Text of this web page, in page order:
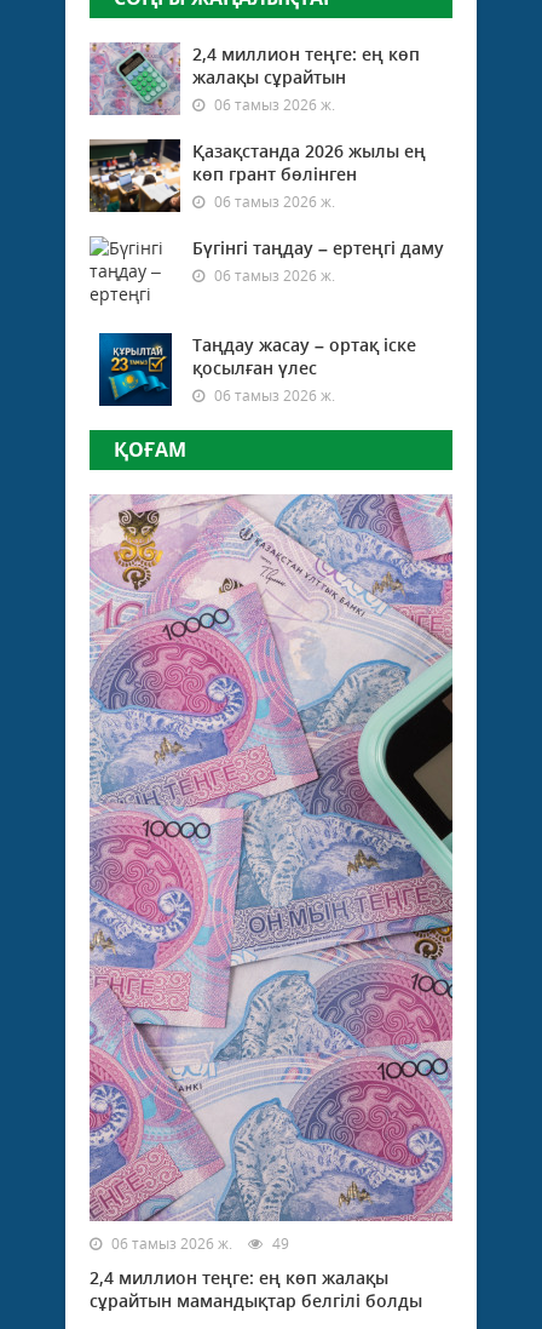
2,4 миллион теңге: ең көп
жалақы сұрайтын
06 тамыз 2026 ж.
Қазақстанда 2026 жылы ең
көп грант бөлінген
06 тамыз 2026 ж.
Бүгінгі таңдау – ертеңгі даму
06 тамыз 2026 ж.
Таңдау жасау – ортақ іске
қосылған үлес
06 тамыз 2026 ж.
ҚОҒАМ
06 тамыз 2026 ж. 49
2,4 миллион теңге: ең көп жалақы
сұрайтын мамандықтар белгілі болды